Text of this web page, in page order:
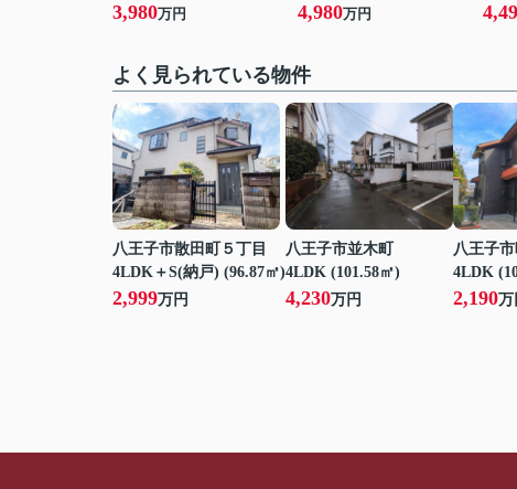
3,980万円 4,980万円
よく見られている物件
八王子市散田町５丁目
4LDK＋S(納戸) (96.87㎡)
2,999万円
八王子市並木町
4LDK (101.58㎡)
4,230万円
八王子
4LDK
2,190万